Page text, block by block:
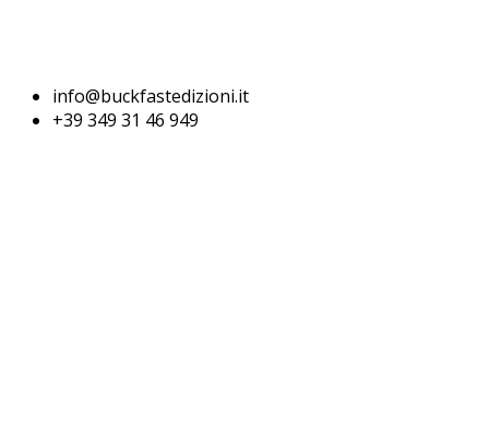
info@buckfastedizioni.it
+39 349 31 46 949